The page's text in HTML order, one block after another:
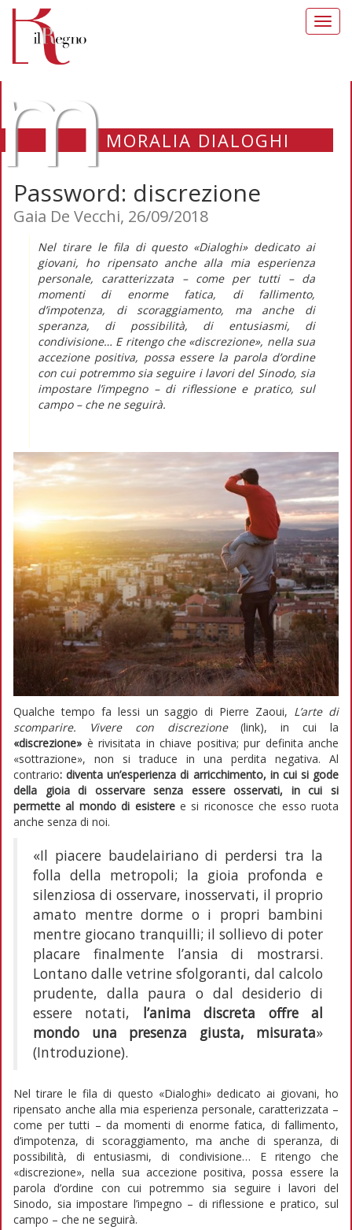
MORALIA DIALOGHI
Password: discrezione
Gaia De Vecchi, 26/09/2018
Nel tirare le fila di questo «Dialoghi» dedicato ai
giovani, ho ripensato anche alla mia esperienza
personale, caratterizzata – come per tutti – da
momenti di enorme fatica, di fallimento,
d’impotenza, di scoraggiamento, ma anche di
speranza, di possibilità, di entusiasmi, di
condivisione… E ritengo che «discrezione», nella sua
accezione positiva, possa essere la parola d’ordine
con cui potremmo sia seguire i lavori del Sinodo, sia
impostare l’impegno – di riflessione e pratico, sul
campo – che ne seguirà.
Qualche tempo fa lessi un saggio di Pierre Zaoui, L’arte di
scomparire. Vivere con discrezione(link), in cui la
«discrezione» è rivisitata in chiave positiva; pur definita anche
«sottrazione», non si traduce in una perdita negativa. Al
contrario: diventa un’esperienza di arricchimento, in cui si gode
della gioia di osservare senza essere osservati, in cui si
permette al mondo di esistere e si riconosce che esso ruota
anche senza di noi.
«Il piacere baudelairiano di perdersi tra la
folla della metropoli; la gioia profonda e
silenziosa di osservare, inosservati, il proprio
amato mentre dorme o i propri bambini
mentre giocano tranquilli; il sollievo di poter
placare finalmente l’ansia di mostrarsi.
Lontano dalle vetrine sfolgoranti, dal calcolo
prudente, dalla paura o dal desiderio di
essere notati, l’anima discreta offre al
mondo una presenza giusta, misurata»
(Introduzione).
Nel tirare le fila di questo «Dialoghi» dedicato ai giovani, ho
ripensato anche alla mia esperienza personale, caratterizzata –
come per tutti – da momenti di enorme fatica, di fallimento,
d’impotenza, di scoraggiamento, ma anche di speranza, di
possibilità, di entusiasmi, di condivisione… E ritengo che
«discrezione», nella sua accezione positiva, possa essere la
parola d’ordine con cui potremmo sia seguire i lavori del
Sinodo, sia impostare l’impegno – di riflessione e pratico, sul
campo – che ne seguirà.